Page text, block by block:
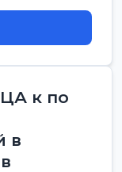
к по
в